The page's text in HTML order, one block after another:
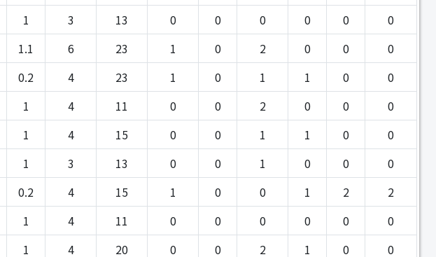
1 3 13 0 0 0 0 0
0
1.1 6 23 1 0 2 0 0
0
0.2 4 23 1 0 1 1 0
0
1 4 11 0 0 2 0 0
0
1 4 15 0 0 1 1 0
0
1 3 13 0 0 1 0 0
0
0.2 4 15 1 0 0 1 2
2
1 4 11 0 0 0 0 0
0
1 4 20 0 0 2 1 0
0